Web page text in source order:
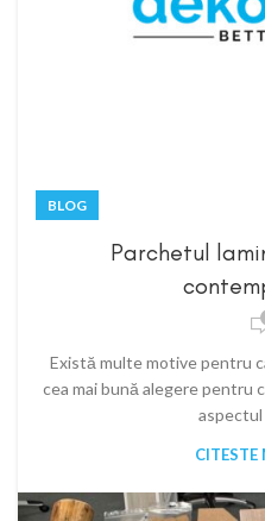
BLOG
Parchetul
Există multe motive pentru
cea mai bună alegere pentru
aspectul
CITESTE